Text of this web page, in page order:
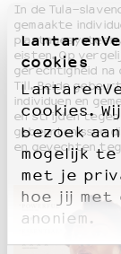
cookies
cookies.
bezoek
mogelijk te
met je
hoe jij met
anoniem.
In de Tula-
gemaakte
eisten. Op
gerechtigheid na
Till. Beide
individuen en
en strijden tegen
gebeurtenissen
en gevechten